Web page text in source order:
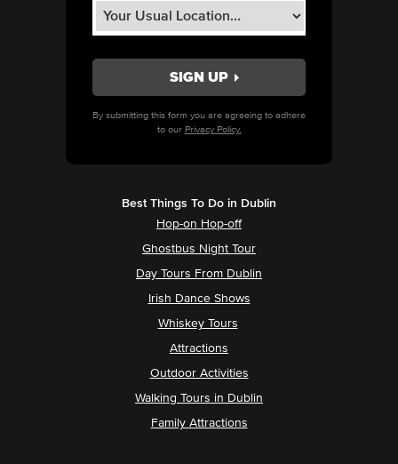
By submitting this form you are agreeing to adhere
to our Privacy Policy.
Best Things To Do in Dublin
Hop-on Hop-off
Ghostbus Night Tour
Day Tours From Dublin
Irish Dance Shows
Whiskey Tours
Attractions
Outdoor Activities
Walking Tours in Dublin
Family Attractions